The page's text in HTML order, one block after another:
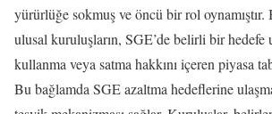
yürürlüğe sokmuş ve öncü bir rol
ulusal kuruluşların, SGE’de belirli bir hedefe
kullanma veya satma hakkını içeren piyasa
Bu bağlamda SGE azaltma hedeflerine